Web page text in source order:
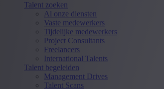
Talent zoeken
Al onze diensten
Vaste medewerkers
Tijdelijke medewerkers
Project Consultants
Freelancers
International Talents
Talent begeleiden
Management Drives
Talent Scans